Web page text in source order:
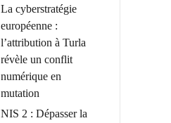
La cyberstratégie
européenne :
l’attribution à Turla
révèle un conflit
numérique en
mutation
NIS 2 : Dépasser la